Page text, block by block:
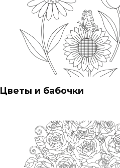
Цветы и бабочки